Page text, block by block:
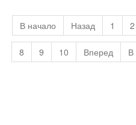
В начало Назад 1 2
8 9 10 Вперед В